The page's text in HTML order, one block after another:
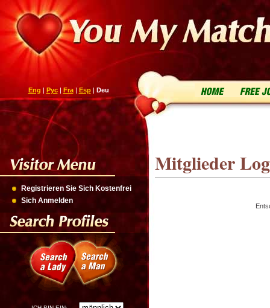
Eng | Рус| Fra| Esp| Deu
Registrieren Sie Sich Kostenfrei
Sich Anmelden
Mitglieder